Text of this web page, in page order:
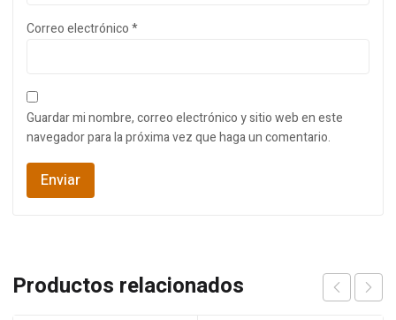
Correo electrónico*
Guardar mi nombre, correo electrónico y sitio web en este
navegador para la próxima vez que haga un comentario.
Productos relacionados